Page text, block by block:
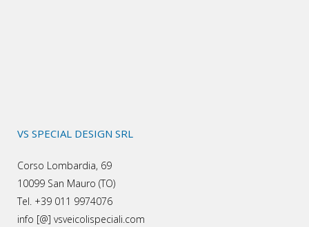
VS SPECIAL DESIGN SRL
Corso Lombardia, 69
10099 San Mauro (TO)
Tel. +39 011 9974076
info [@] vsveicolispeciali.com